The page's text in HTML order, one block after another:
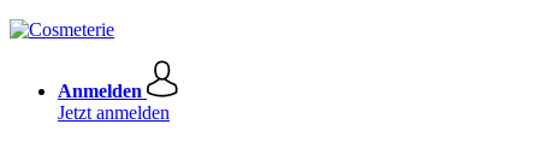
Anmelden
Jetzt anmelden